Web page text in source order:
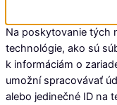
Na poskytovanie tých
technológie, ako sú
k informáciám o
umožní spracovávať
alebo jedinečné ID na